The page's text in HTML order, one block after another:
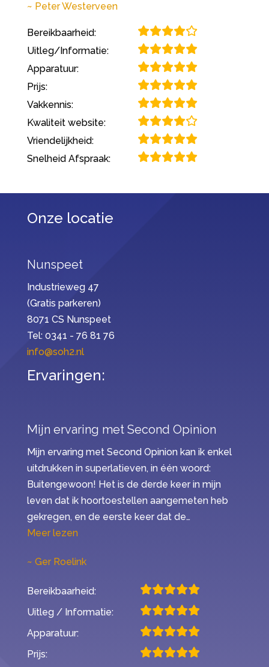
Peter Westerveen
Bereikbaarheid:
Uitleg/Informatie:
Apparatuur:
Prijs:
Vakkennis:
Kwaliteit website:
Vriendelijkheid:
Snelheid Afspraak:
Onze locatie
Nunspeet
Industrieweg 47
(Gratis parkeren)
8071 CS Nunspeet
Tel: 0341 - 76 81 76
info@soh2.nl
Ervaringen:
Mijn ervaring met Second Opinion
Mijn ervaring met Second Opinion kan ik enkel
uitdrukken in superlatieven, in één woord:
Buitengewoon! Het is de derde keer in mijn
leven dat ik hoortoestellen aangemeten heb
gekregen, en de eerste keer dat de…
Meer lezen“Mijn ervaring met Second Opinion”
Ger Roelink
Bereikbaarheid:
Uitleg / Informatie:
Apparatuur:
Prijs: